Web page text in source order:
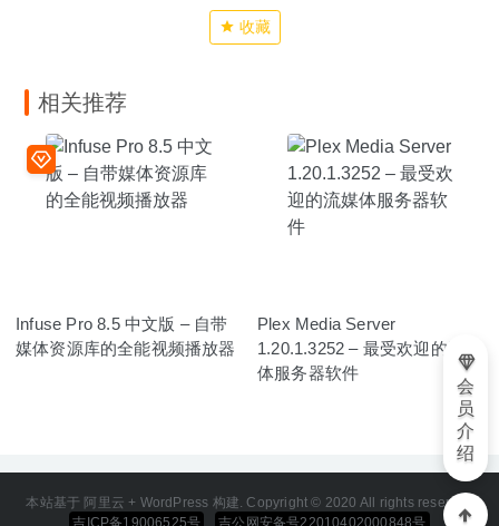
收藏
相关推荐
Infuse Pro 8.5 中文版 – 自带
媒体资源库的全能视频播放器
Plex Media Server
1.20.1.3252 – 最受欢迎的流媒
体服务器软件
本站基于 阿里云 + WordPress 构建. Copyright © 2020 All rights reserved
吉ICP备19006525号
吉公网安备号22010402000848号
会
员
介
绍